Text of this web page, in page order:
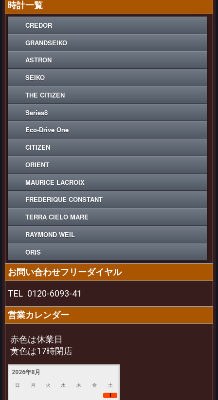
時計一覧
CREDOR
GRANDSEIKO
ASTRON
SEIKO
THE CITIZEN
Series8
Eco-Drive One
CITIZEN
ORIENT
MAURICE LACROIX
FREDERIQUE CONSTANT
TERRA CIELO MARE
RAYMOND WEIL
ORIS
お問い合わせフリーダイヤル
TEL 0120-6093-41
営業カレンダー
赤色は休業日
黄色は17時閉店
2026年8月
日 月 火 水 木 金
土
1